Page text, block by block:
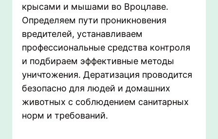
крысами и мышами во Вроцлаве.
Определяем пути проникновения
вредителей, устанавливаем
профессиональные средства контроля
и подбираем эффективные методы
уничтожения. Дератизация проводится
безопасно для людей и домашних
животных с соблюдением санитарных
норм и требований.